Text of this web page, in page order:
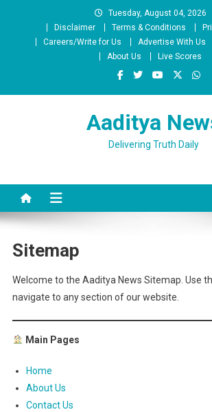
Tuesday, August 04, 2026
Disclaimer
Terms & Conditions
Careers/Write for Us
Advertise With Us
About Us
Live Scores
Aaditya
Delivering Truth Daily
Sitemap
Welcome to the Aaditya News Sitemap. Use
navigate to any section of our website.
Main Pages
Home
About Us
Contact Us